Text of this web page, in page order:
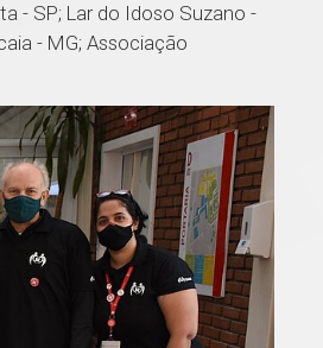
- SP; Lar do Idoso Suzano -
- MG; Associação